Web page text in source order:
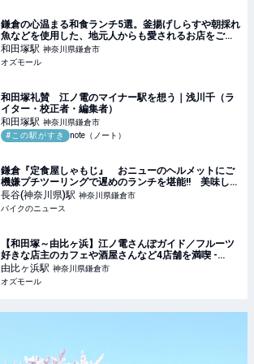
鎌倉の心温まる和食ランチ5選。釜揚げしらすや朝採れ
魚などを使用した、地元人からも愛されるお店をご紹
介 - OZmall
和田塚駅 神奈川県鎌倉市
オズモール
和田塚礼賛 江ノ電のマイナー駅を想う｜浅川千（ラ
イター・校正者・編集者）
和田塚駅 神奈川県鎌倉市
#この駅がすき
note（ノート）
鎌倉『定食屋しゃもじ』 おニューのヘルメットにご
機嫌プチツーリングで遅めのランチを堪能!! 美味しい
アジフライを求めて走る旅
長谷(神奈川県)駅 神奈川県鎌倉市
バイクのニュース
【和田塚～由比ヶ浜】江ノ電さんぽガイド／フルーツ
好きな店主のカフェや酒屋さんなど4店舗を満喫 -
OZmall
由比ヶ浜駅 神奈川県鎌倉市
オズモール